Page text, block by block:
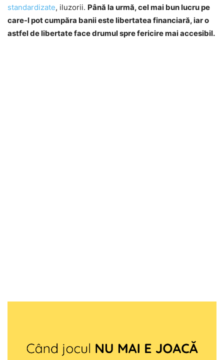
standardizate, iluzorii. Până la urmă, cel mai bun lucru pe
care-l pot cumpăra banii este libertatea financiară, iar o
astfel de libertate face drumul spre fericire mai accesibil.